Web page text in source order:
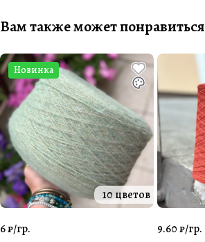
Вам также может понравиться
Новинка
10 цветов
6 ₽/гр.
9.60 ₽/гр.